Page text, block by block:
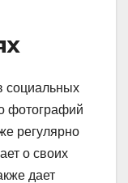
социальных
фотографий
регулярно
о своих
дает